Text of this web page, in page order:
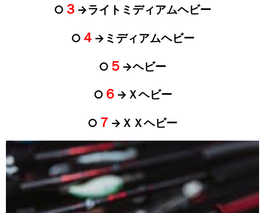
○ ３ →ライトミディアムヘビー
○ ４ →ミディアムヘビー
○ ５ →ヘビー
○ ６ →Ｘヘビー
○ ７ →ＸＸヘビー